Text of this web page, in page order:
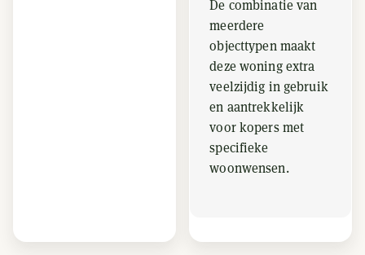
De combinatie van
meerdere
objecttypen maakt
deze woning extra
veelzijdig in gebruik
en aantrekkelijk
voor kopers met
specifieke
woonwensen.